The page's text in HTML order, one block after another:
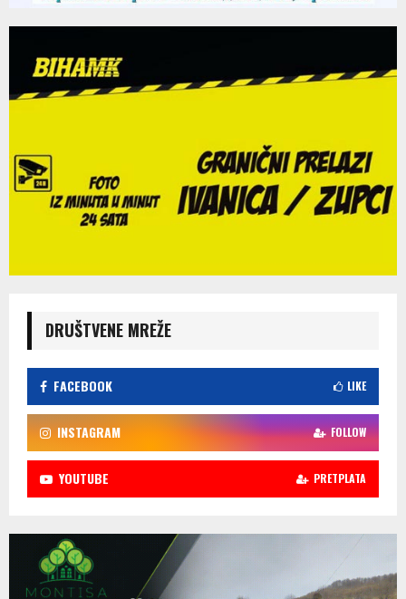
DRUŠTVENE MREŽE
FACEBOOK LIKE
INSTAGRAM FOLLOW
YOUTUBE PRETPLATA